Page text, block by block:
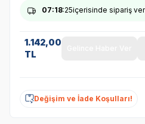
07:18:24içerisinde sipariş
1.142,00
TL
Değişim ve İade Koşulları!